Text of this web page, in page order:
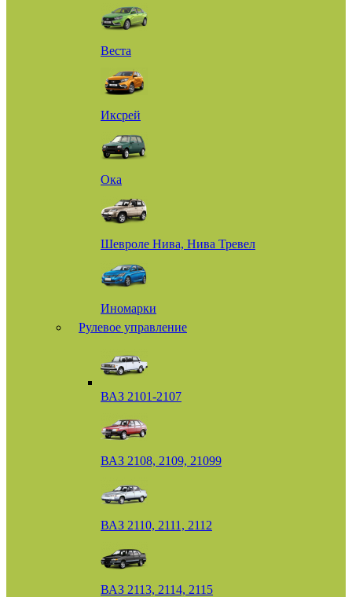
Веста
Иксрей
Ока
Шевроле Нива, Нива Тревел
Иномарки
Рулевое управление
ВАЗ 2101-2107
ВАЗ 2108, 2109, 21099
ВАЗ 2110, 2111, 2112
ВАЗ 2113, 2114, 2115